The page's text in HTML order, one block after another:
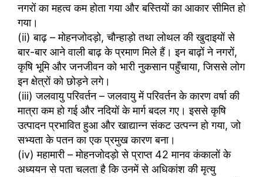
नगरों का महत्व कम होता गया और बस्तियों का आकार सीमित हो
गया।
(ii) बाढ़ – मोहनजोदड़ो, चौन्हाड़ो तथा लोथल की खुदाइयों से
बार-बार आने वाली बाढ़ के प्रमाण मिले हैं। इन बाढ़ों ने नगरों,
कृषि भूमि और जनजीवन को भारी नुकसान पहुँचाया, जिससे लोग
इन क्षेत्रों को छोड़ने लगे।
(iii) जलवायु परिवर्तन – जलवायु में परिवर्तन के कारण वर्षा की
मात्रा कम हो गई और नदियों के मार्ग बदल गए। इससे कृषि
उत्पादन प्रभावित हुआ और खाद्यान्न संकट उत्पन्न हो गया, जो
सभ्यता के पतन का एक प्रमुख कारण बना।
(iv) महामारी – मोहनजोदड़ो से प्राप्त 42 मानव कंकालों के
अध्ययन से पता चलता है कि उनमें से अधिकांश की मृत्यु